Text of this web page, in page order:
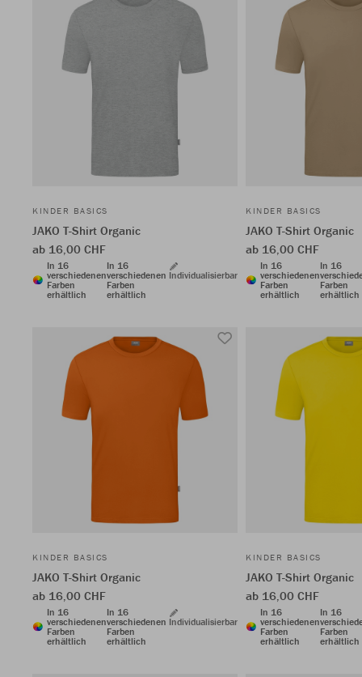
KINDER BASICS
JAKO T-Shirt Organic
ab 16,00 CHF
In 16
verschiedenen
Farben
erhältlich
In 16
verschiedenen
Farben
erhältlich
Individualisierbar
KINDER BASICS
JAKO T-Shirt Organic
ab 16,00 CHF
In 16
verschiedenen
Farben
erhältlich
In 16
Farben
erhältlich
KINDER BASICS
JAKO T-Shirt Organic
ab 16,00 CHF
In 16
verschiedenen
Farben
erhältlich
In 16
verschiedenen
Farben
erhältlich
Individualisierbar
KINDER BASICS
JAKO T-Shirt Organic
ab 16,00 CHF
In 16
verschiedenen
Farben
erhältlich
In 16
Farben
erhältlich